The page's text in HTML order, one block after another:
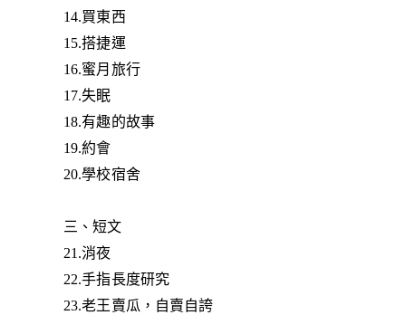
14.買東西
15.搭捷運
16.蜜月旅行
17.失眠
18.有趣的故事
19.約會
20.學校宿舍
三、短文
21.消夜
22.手指長度研究
23.老王賣瓜，自賣自誇